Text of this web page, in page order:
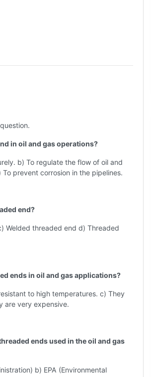
in oil and gas operations?
b) To regulate the flow of oil and
prevent corrosion in the pipelines.
end?
Welded threaded end d) Threaded
ends in oil and gas applications?
to high temperatures. c) They
are very expensive.
ends used in the oil and gas
b) EPA (Environmental